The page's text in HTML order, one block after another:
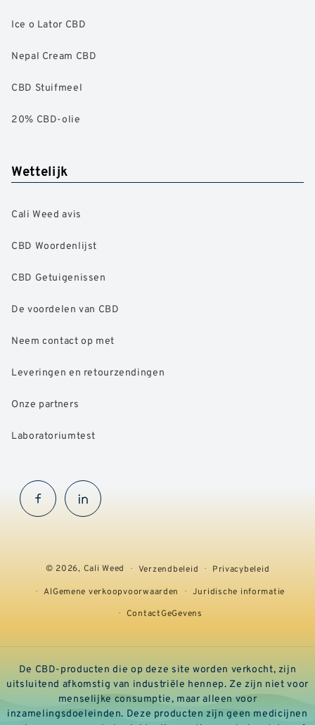
Ice o Lator CBD
Nepal Cream CBD
CBD Stuifmeel
20% CBD-olie
Wettelijk
Cali Weed avis
CBD Woordenlijst
CBD Getuigenissen
De voordelen van CBD
Neem contact op met
Leveringen en retourzendingen
Onze partners
Laboratoriumtest
FacebookInstaGram
© 2026, Cali Weed Verzendbeleid
Privacybeleid
AlGemene verkoopvoorwaarden
Juridische informatie
ContactGeGevens
De CBD-producten die op deze site worden verkocht, zijn
uitsluitend afkomstig van industriële hennep. Ze zijn niet voor
menselijke consumptie, maar alleen voor
inzamelingsdoeleinden. Deze producten zijn geen medicijnen